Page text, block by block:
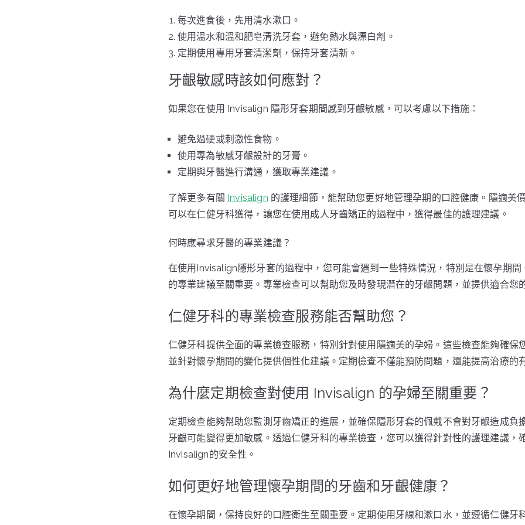
每次進食後，先用清水漱口。
使用溫水和溫和肥皂清洗牙套，避免熱水與漂白劑。
定期使用專用牙套清潔劑，保持牙套清新。
牙齦敏感時該如何應對？
如果您在使用 Invisalign 隱形牙套期間感到牙齦敏感，可以考慮以下措施：
避免過硬或刺激性食物。
使用專為敏感牙齦設計的牙膏。
定期與牙醫進行溝通，獲取專業建議。
了解更多有關 Invisalign 的護理細節，能幫助您更好地管理孕期的口腔健康。隱適美
可以在仁健牙科獲得，讓您在使用成人牙齒矯正的過程中，獲得最佳的護理建議。
何時應尋求牙醫的專業建議？
在使用Invisalign隱形牙套的過程中，您可能會遇到一些特殊情況，特別是在懷孕期間
的專業建議至關重要。專業檢查可以幫助您及時發現潛在的牙齦問題，並提供適合您
仁健牙科的專業檢查服務能否幫助您？
仁健牙科提供全面的專業檢查服務，特別針對使用隱適美的孕婦。這些檢查能夠確保
並針對懷孕期間的變化提供個性化建議。定期檢查不僅能預防問題，還能提高治療的
為什麼定期檢查對使用 Invisalign 的孕婦至關重要？
定期檢查能夠幫助您監測牙齒矯正的進展，並確保隱形牙套的佩戴不會對牙齦造成負
牙齦可能變得更加敏感。透過仁健牙科的專業檢查，您可以獲得針對性的護理建議，
Invisalign的安全性。
如何更好地管理懷孕期間的牙齒和牙齦健康？
在懷孕期間，保持良好的口腔衛生至關重要。定期使用牙線和漱口水，並遵循仁健牙